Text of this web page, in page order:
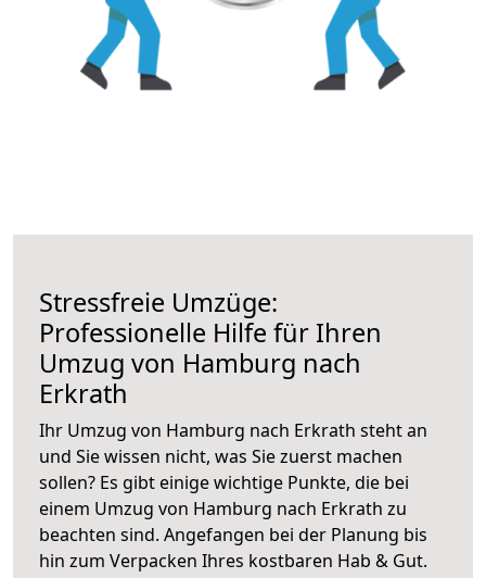
Stressfreie Umzüge:
Professionelle Hilfe für Ihren
Umzug von Hamburg nach
Erkrath
Ihr Umzug von Hamburg nach Erkrath steht an
und Sie wissen nicht, was Sie zuerst machen
sollen? Es gibt einige wichtige Punkte, die bei
einem Umzug von Hamburg nach Erkrath zu
beachten sind. Angefangen bei der Planung bis
hin zum Verpacken Ihres kostbaren Hab & Gut.